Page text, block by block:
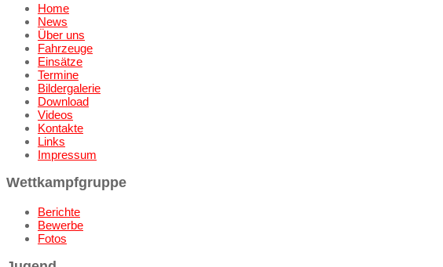
Home
News
Über uns
Fahrzeuge
Einsätze
Termine
Bildergalerie
Download
Videos
Kontakte
Links
Impressum
Wettkampfgruppe
Berichte
Bewerbe
Fotos